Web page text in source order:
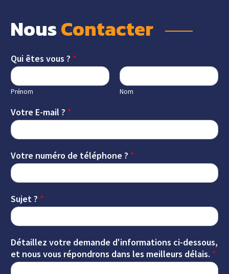
Nous Contacter
Qui êtes vous ? *
Prénom Nom
Votre E-mail ? *
Votre numéro de téléphone ? *
Sujet ? *
Détaillez votre demande d'informations ci-dessous,
et nous vous répondrons dans les meilleurs délais. *